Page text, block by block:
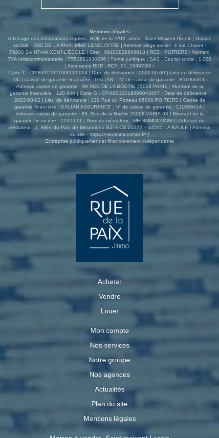
dressing, ainsi qu'une pièce pouvant être aménagée
selon vos besoins. Le coup de coeur se poursuit à
l'extérieur avec un magnifique terrain clos et arboré
d'environ 1860m2 sans aucun vis-à-vis agrémenté d'une
belle terrasse ensoleillée, bien exposé avec store banne.
Pour organiser une visite sur ce bien, contactez votre
agence Rue de la paix qui vous accueille
téléphoniquement du Lundi au Vendredi de 8h30 à 18h30
non-stop. REF : 3476EC Les informations sur les risques
auxquels ce bien est exposé sont disponibles sur le site
Géorisques : www.georisques.gouv.fr
Mentions légales
Affichage des informations légales : RUE de la PAIX .immo - Saint-Maixent-l'École | Raison
sociale : RUE DE LA PAIX.IMMO LENCLOITRE | Adresse siège social : 4 rue Chalon -
79200 SAINT-MAIXENT-L'ÉCOLE | Siret : 89183828600013 | RCS : POITIERS | Numero
TVA Intracommunautaire : FR51891838286 | Forme juridique : SAS | Capital social : 1 000
| Assurance RCP : RCP_01_153973M |
Carte T : CPI86012021000000004 | Date de délivrance : 0000-00-00 | Lieu de délivrance
: NC | Caisse de garantie financière : GALIAN. | N° de caisse de garantie : B11066356 |
Adresse caisse de garantie : 89 RUE DE LA BOETIE 75008 PARIS | Montant de la
garantie financière : 120 000 | Carte G : CPI49012019000043407 | Date de délivrance :
2023-03-02 | Lieu de délivrance : 120 Rue du Porteau 86000 POITIERS | Caisse de
garantie financière : GALIAN ASSURANCE | N° de caisse de garantie : C11066414 |
Adresse caisse de garantie : 89, Rue de la Boétie 75008 PARIS 08 | Montant de la
garantie financière : 120 000€ | Nom du médiateur : MEDIMMOCONSO | Adresse du
médiateur : 1, Allée du Parc de Mesemena Bât A CS 25222 – 44505 LA BAULE | Adresse
du site : https://medimmoconso.fr/ |
Entreprise juridiquement et financièrement indépendante
Acheter
Vendre
Louer
Mon compte
Nos services
Notre groupe
Nos agences
Actualités
Plan du site
Mentions légales